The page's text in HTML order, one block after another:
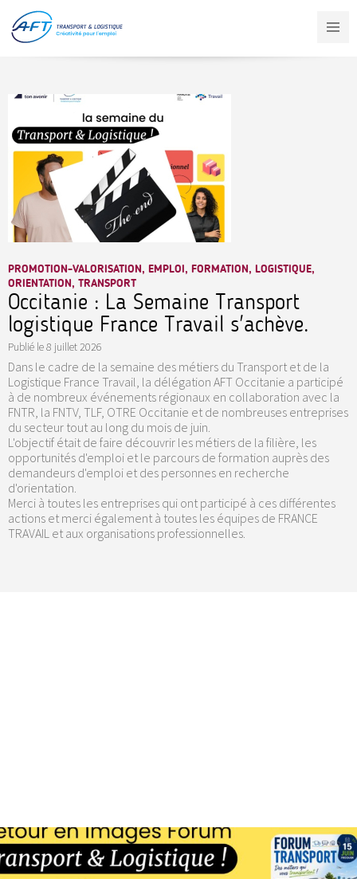
contenu
principal
PROMOTION-VALORISATION, EMPLOI, FORMATION, LOGISTIQUE,
ORIENTATION, TRANSPORT
Occitanie : La Semaine Transport
logistique France Travail s'achève.
Publié le8 juillet 2026
Dans le cadre de la semaine des métiers du Transport et de la
Logistique France Travail, la délégation AFT Occitanie a participé
à de nombreux événements régionaux en collaboration avec la
FNTR, la FNTV, TLF, OTRE Occitanie et de nombreuses entreprises
du secteur tout au long du mois de juin.
L'objectif était de faire découvrir les métiers de la filière, les
opportunités d'emploi et le parcours de formation auprès des
demandeurs d'emploi et des personnes en recherche
d'orientation.
Merci à toutes les entreprises qui ont participé à ces différentes
actions et merci également à toutes les équipes de FRANCE
TRAVAIL et aux organisations professionnelles.